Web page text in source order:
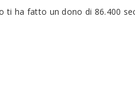
ti ha fatto un dono di 86.400